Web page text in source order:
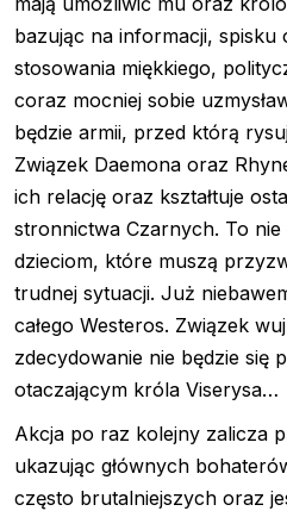
bazując na informacji, spisku
stosowania miękkiego,
coraz mocniej sobie
będzie armii, przed którą
Związek Daemona oraz
ich relację oraz kształtuje
stronnictwa Czarnych. To
dzieciom, które muszą
trudnej sytuacji. Już
całego Westeros. Związek
zdecydowanie nie będzie się
otaczającym króla Viserysa…
Akcja po raz kolejny zalicza
ukazując głównych
często brutalniejszych oraz